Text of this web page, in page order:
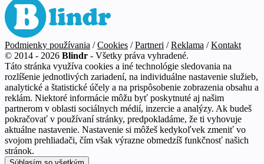
Podmienky používania / Cookies / Partneri / Reklama / Kontakt
© 2014 - 2026 Blindr - Všetky práva vyhradené.
Táto stránka využíva cookies a iné technológie sledovania na
rozlíšenie jednotlivých zariadení, na individuálne nastavenie služieb,
analytické a štatistické účely a na prispôsobenie zobrazenia obsahu a
reklám. Niektoré informácie môžu byť poskytnuté aj našim
partnerom v oblasti sociálnych médií, inzercie a analýzy. Ak budeš
pokračovať v používaní stránky, predpokladáme, že ti vyhovuje
aktuálne nastavenie. Nastavenie si môžeš kedykoľvek zmeniť vo
svojom prehliadači, čím však výrazne obmedzíš funkčnosť našich
stránok.